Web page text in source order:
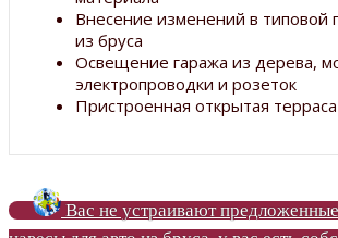
Внесение изменений в типовой
из бруса
Освещение гаража из дерева,
электропроводки и розеток
Пристроенная открытая терраса
Вас не устраивают